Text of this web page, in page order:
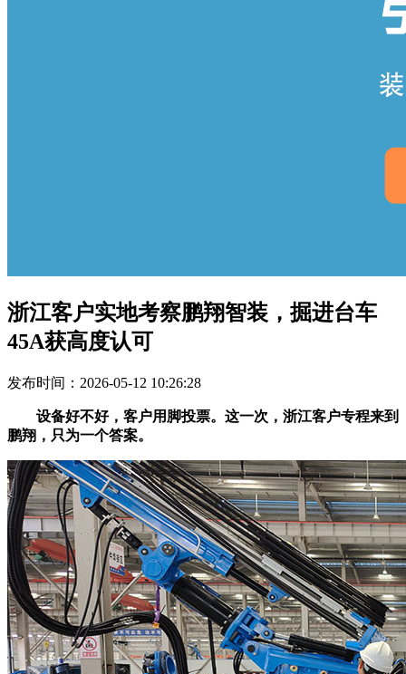
浙江客户实地考察鹏翔智装，掘进台车
45A获高度认可
发布时间：2026-05-12 10:26:28
设备好不好，客户用脚投票。这一次，浙江客户专程来到
鹏翔，只为一个答案。